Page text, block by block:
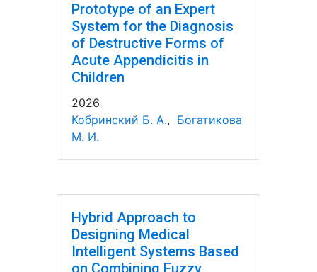
Prototype of an Expert
System for the Diagnosis
of Destructive Forms of
Acute Appendicitis in
Children
2026
Кобринский Б. А., Богатикова
М. И.
Hybrid Approach to
Designing Medical
Intelligent Systems Based
on Combining Fuzzy